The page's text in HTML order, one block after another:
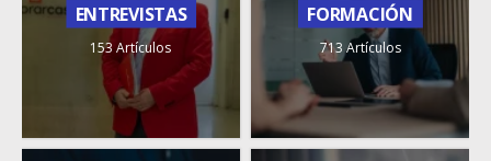
ENTREVISTAS
153 Artículos
FORMACIÓN
713 Artículos